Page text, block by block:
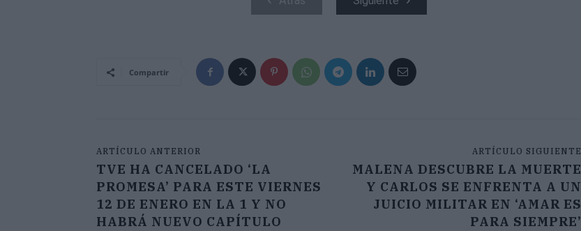
Compartir
ARTÍCULO ANTERIOR
TVE HA CANCELADO ‘LA
PROMESA’ PARA ESTE VIERNES
12 DE ENERO EN LA 1 Y NO
HABRÁ NUEVO CAPÍTULO
ARTÍCULO SIGUIENTE
MALENA DESCUBRE LA MUERTE
Y CARLOS SE ENFRENTA A UN
JUICIO MILITAR EN ‘AMAR ES
PARA SIEMPRE’